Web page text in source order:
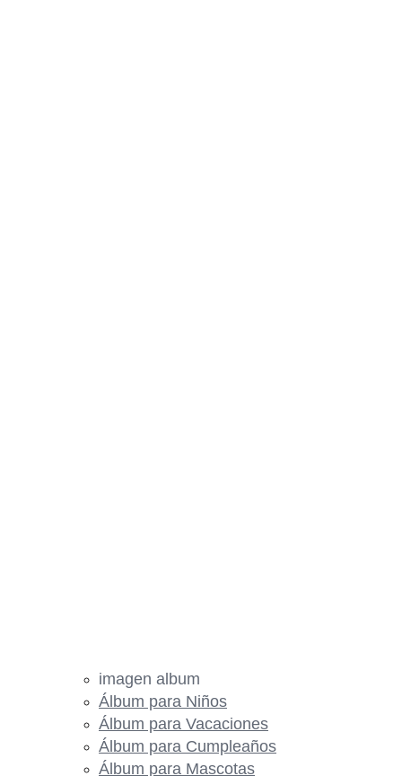
imagen album
Álbum para Niños
Álbum para Vacaciones
Álbum para Cumpleaños
Álbum para Mascotas